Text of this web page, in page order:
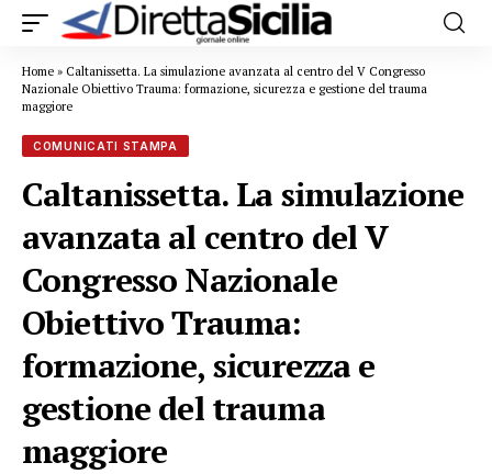
Home » Caltanissetta. La simulazione avanzata al centro del V Congresso
Nazionale Obiettivo Trauma: formazione, sicurezza e gestione del trauma
maggiore
COMUNICATI STAMPA
Caltanissetta. La simulazione
avanzata al centro del V
Congresso Nazionale
Obiettivo Trauma:
formazione, sicurezza e
gestione del trauma
maggiore